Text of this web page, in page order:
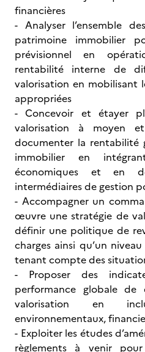
financières
- Analyser l’ensemble
patrimoine immobilier
prévisionnel en
rentabilité interne de
valorisation en mobilisant
appropriées
- Concevoir et étayer
valorisation à moyen
documenter la rentabilité
immobilier en
économiques et en
intermédiaires de gestion
- Accompagner un
œuvre une stratégie de
définir une politique de
charges ainsi qu’un
tenant compte des
- Proposer des
performance globale de
valorisation en
environnementaux,
- Exploiter les études
règlements à venir